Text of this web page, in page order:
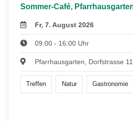
Sommer-Café,
Fr, 7. August 2026
09:00 - 16:00 Uhr
Pfarrhausgarten, Dorfstrasse
Treffen Natur Gastronomie